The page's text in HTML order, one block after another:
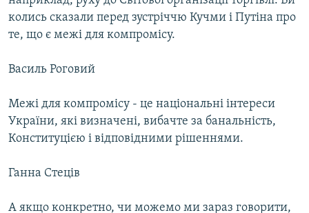
колись сказали перед зустріччю Кучми і Путіна про
те, що є межі для компромісу.
Василь Роговий
Межі для компромісу - це національні інтереси
України, які визначені, вибачте за банальність,
Конституцією і відповідними рішеннями.
Ганна Стеців
А якщо конкретно, чи можемо ми зараз говорити,